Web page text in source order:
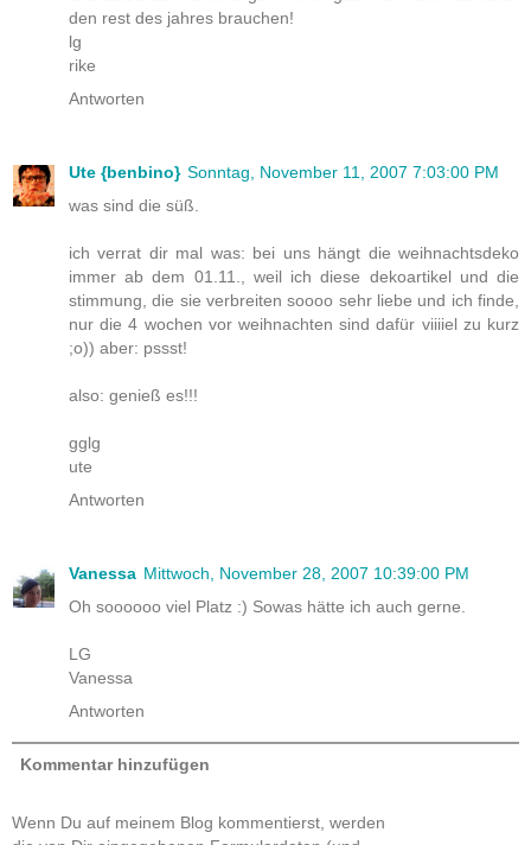
den rest des jahres brauchen!
lg
rike
Antworten
Ute {benbino} Sonntag, November 11, 2007 7:03:00 PM
was sind die süß.
ich verrat dir mal was: bei uns hängt die weihnachtsdeko
immer ab dem 01.11., weil ich diese dekoartikel und die
stimmung, die sie verbreiten soooo sehr liebe und ich finde,
nur die 4 wochen vor weihnachten sind dafür viiiiel zu kurz
;o)) aber: pssst!
also: genieß es!!!
gglg
ute
Antworten
Vanessa Mittwoch, November 28, 2007 10:39:00 PM
Oh soooooo viel Platz :) Sowas hätte ich auch gerne.
LG
Vanessa
Antworten
Kommentar hinzufügen
Wenn Du auf meinem Blog kommentierst, werden